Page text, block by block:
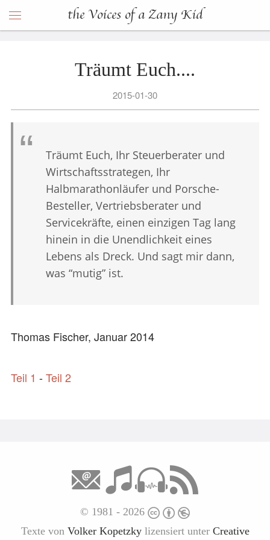
the Voices of a Zany Kid
Träumt Euch....
2015-01-30
Träumt Euch, Ihr Steuerberater und
Wirtschaftsstrategen, Ihr
Halbmarathonläufer und Porsche-
Besteller, Vertriebsberater und
Servicekräfte, einen einzigen Tag lang
hinein in die Unendlichkeit eines
Lebens als Dreck. Und sagt mir dann,
was “mutig” ist.
Thomas Fischer, Januar 2014
Teil 1 - Teil 2
© 1981 - 2026
Textevon Volker Kopetzkylizensiert unter Creative